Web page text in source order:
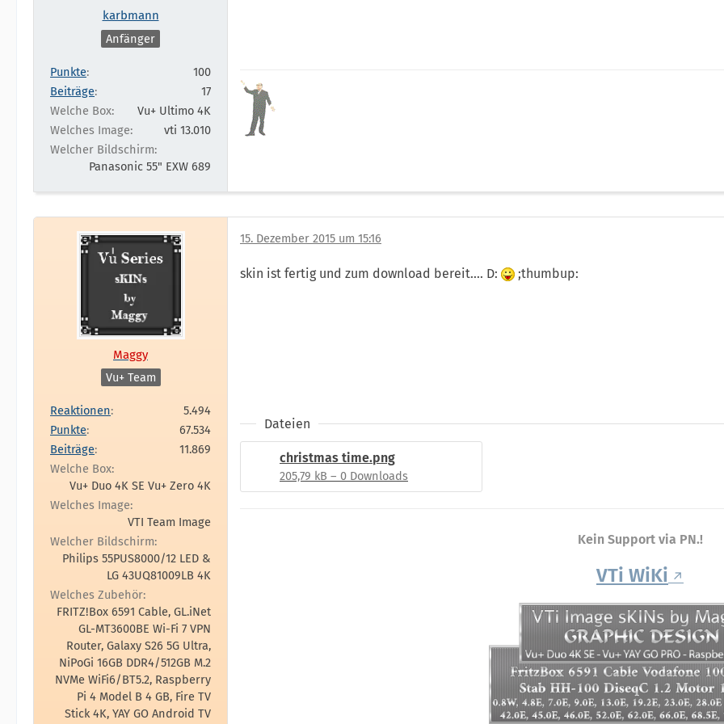
karbmann
Anfänger
Punkte
100
Beiträge
17
Welche Box
Vu+ Ultimo 4K
Welches Image
vti 13.010
Welcher Bildschirm
Panasonic 55" EXW 689
Maggy
Vu+ Team
Reaktionen
5.494
Punkte
67.534
Beiträge
11.869
Welche Box
Vu+ Duo 4K SE Vu+ Zero 4K
Welches Image
VTI Team Image
Welcher Bildschirm
Philips 55PUS8000/12 LED &
LG 43UQ81009LB 4K
Welches Zubehör
FRITZ!Box 6591 Cable, GL.iNet
GL-MT3600BE Wi-Fi 7 VPN
Router, Galaxy S26 5G Ultra,
NiPoGi 16GB DDR4/512GB M.2
NVMe WiFi6/BT5.2, Raspberry
Pi 4 Model B 4 GB, Fire TV
Stick 4K, YAY GO Android TV
15. Dezember 2015 um 15:16
skin ist fertig und zum download bereit.... D: ;thumbup:
Dateien
christmas time.png
205,79 kB – 0 Downloads
Kein Support via PN.!
VTi WiKi